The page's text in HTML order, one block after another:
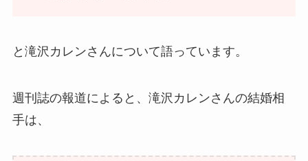
と滝沢カレンさんについて語っています。
週刊誌の報道によると、滝沢カレンさんの結婚相
手は、